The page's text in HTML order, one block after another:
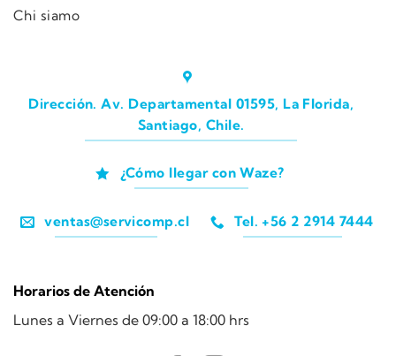
Chi siamo
Dirección. Av. Departamental 01595, La Florida,
Santiago, Chile.
¿Cómo llegar con Waze?
ventas@servicomp.cl Tel. +56 2 2914 7444
Horarios de Atención
Lunes a Viernes de 09:00 a 18:00 hrs